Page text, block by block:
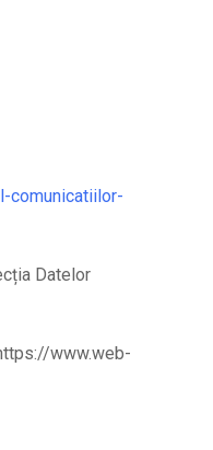
comunicatiilor-
Datelor
www.web-